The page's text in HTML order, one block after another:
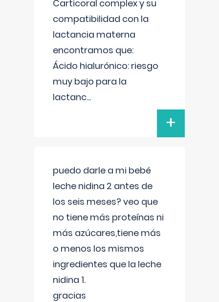
Carticoral complex y su
compatibilidad con la
lactancia materna
encontramos que:
Ácido hialurónico: riesgo
muy bajo para la
lactanc...
+
puedo darle a mi bebé
leche nidina 2 antes de
los seis meses? veo que
no tiene más proteínas ni
más azúcares,tiene más
o menos los mismos
ingredientes que la leche
nidina 1.
gracias